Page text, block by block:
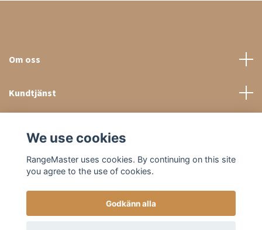
Om oss
Kundtjänst
We use cookies
RangeMaster uses cookies. By continuing on this site
you agree to the use of cookies.
Godkänn alla